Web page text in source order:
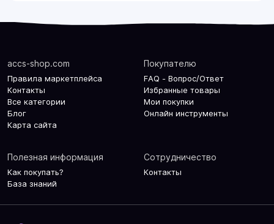
accs-shop.com
Правила маркетплейса
Контакты
Все категории
Блог
Карта сайта
Покупателю
FAQ - Вопрос/Ответ
Избранные товары
Мои покупки
Онлайн инструменты
Полезная информация
Как покупать?
База знаний
Сотрудничество
Контакты